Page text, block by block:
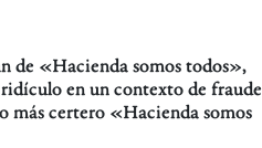
de «Hacienda somos todos»,
en un contexto de fraude
más certero «Hacienda somos